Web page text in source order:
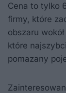
Cena to tylko
firmy, które
obszaru
które
pomazany